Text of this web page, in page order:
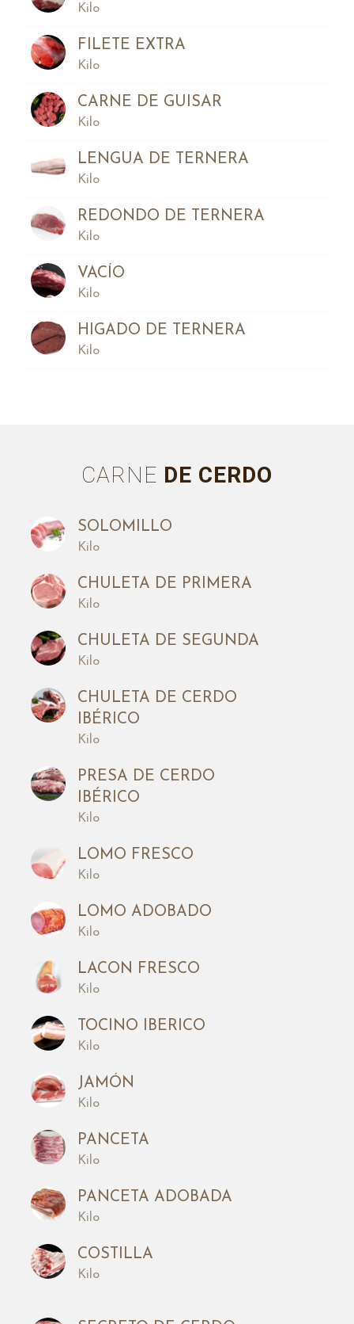
Kilo
FILETE EXTRA
Kilo
CARNE DE GUISAR
Kilo
LENGUA DE TERNERA
Kilo
REDONDO DE TERNERA
Kilo
VACÍO
Kilo
HIGADO DE TERNERA
Kilo
CARNE DE CERDO
SOLOMILLO
Kilo
CHULETA DE PRIMERA
Kilo
CHULETA DE SEGUNDA
Kilo
CHULETA DE CERDO
IBÉRICO
Kilo
PRESA DE CERDO
IBÉRICO
Kilo
LOMO FRESCO
Kilo
LOMO ADOBADO
Kilo
LACON FRESCO
Kilo
TOCINO IBERICO
Kilo
JAMÓN
Kilo
PANCETA
Kilo
PANCETA ADOBADA
Kilo
COSTILLA
Kilo